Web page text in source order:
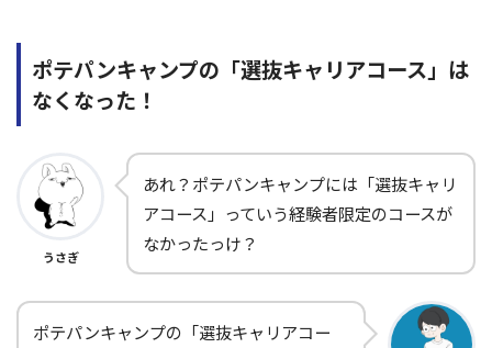
ポテパンキャンプの「選抜キャリアコース」は
なくなった！
うさぎ
あれ？ポテパンキャンプには「選抜キャリ
アコース」っていう経験者限定のコースが
なかったっけ？
ポテパンキャンプの「選抜キャリアコー